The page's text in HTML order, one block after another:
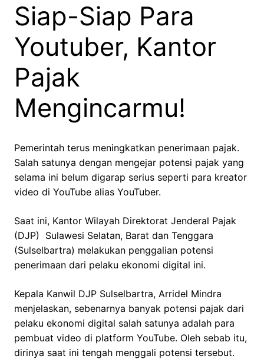
Siap-Siap Para
Youtuber, Kantor
Pajak
Mengincarmu!
Pemerintah terus meningkatkan penerimaan pajak.
Salah satunya dengan mengejar potensi pajak yang
selama ini belum digarap serius seperti para kreator
video di YouTube alias YouTuber.
Saat ini, Kantor Wilayah Direktorat Jenderal Pajak
(DJP) Sulawesi Selatan, Barat dan Tenggara
(Sulselbartra) melakukan penggalian potensi
penerimaan dari pelaku ekonomi digital ini.
Kepala Kanwil DJP Sulselbartra, Arridel Mindra
menjelaskan, sebenarnya banyak potensi pajak dari
pelaku ekonomi digital salah satunya adalah para
pembuat video di platform YouTube. Oleh sebab itu,
dirinya saat ini tengah menggali potensi tersebut.